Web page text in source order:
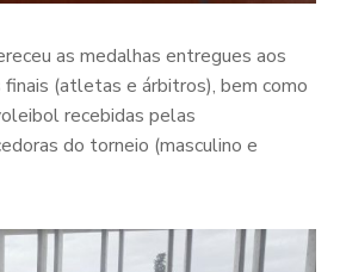
as medalhas entregues aos
(atletas e árbitros), bem como
recebidas pelas
do torneio (masculino e